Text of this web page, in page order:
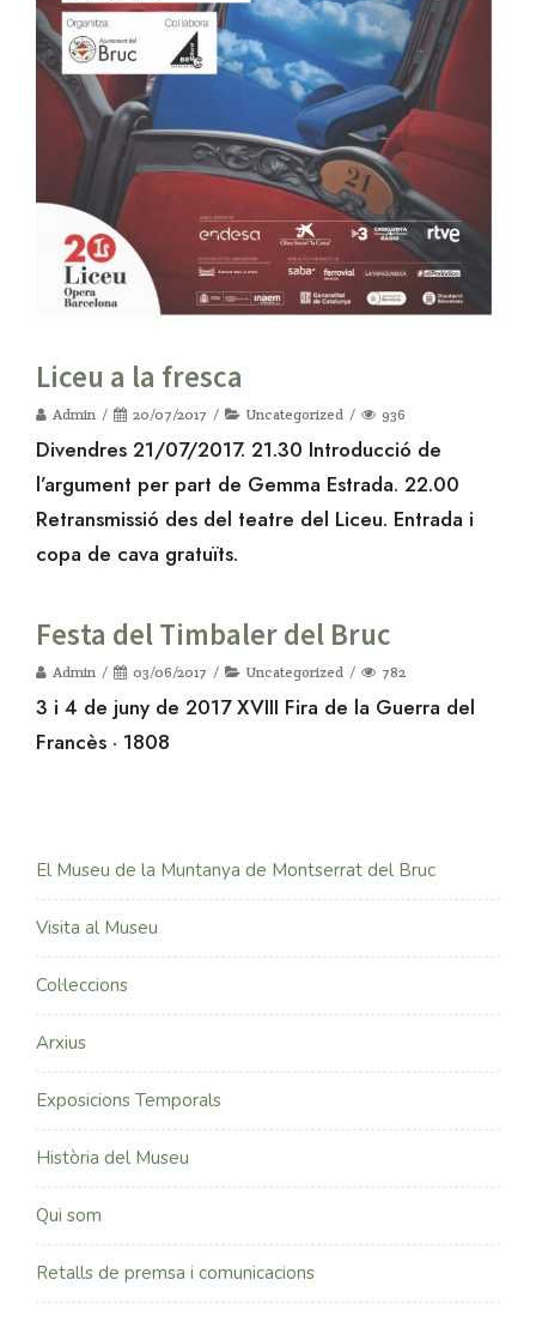
Liceu a la fresca
Admin 20/07/2017 Uncategorized 936
Divendres 21/07/2017. 21.30 Introducció de
l’argument per part de Gemma Estrada. 22.00
Retransmissió des del teatre del Liceu. Entrada i
copa de cava gratuïts.
Festa del Timbaler del Bruc
Admin 03/06/2017 Uncategorized 782
3 i 4 de juny de 2017 XVIII Fira de la Guerra del
Francès · 1808
El Museu de la Muntanya de Montserrat del Bruc
Visita al Museu
Col·leccions
Arxius
Exposicions Temporals
Història del Museu
Qui som
Retalls de premsa i comunicacions